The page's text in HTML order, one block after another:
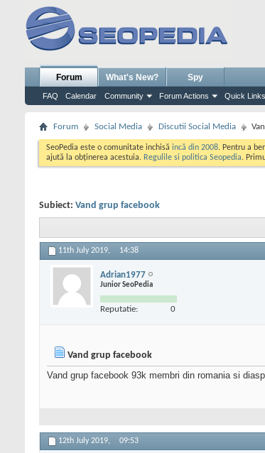
Forum
FAQ Calendar Community Forum Actions Quick Links
What's New? Spy
Forum Social Media Discutii Social Media
SeoPedia este o comunitate inchisă incă din 2008. Pentru a
ajută la obținerea acestuia. Regulile si politica Seopedia.
Subiect: Vand grup facebook
11th July 2019, 14:38
Adrian1977
Junior SeoPedia
Reputatie: 0
Vand grup facebook
Vand grup facebook 93k membri din romania si
12th July 2019, 09:53